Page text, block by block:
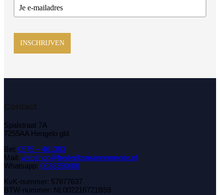
INSCHRIJVEN
Contact
Spalstraat 7A
7255AA Hengelo gld
Bel: 0575 – 461383
Mail: webshop@frederiksmannenmode.nl
Whatsapp: 0638350680
KvK-nummer: 57877637
BTW-nummer: NL002216721B59